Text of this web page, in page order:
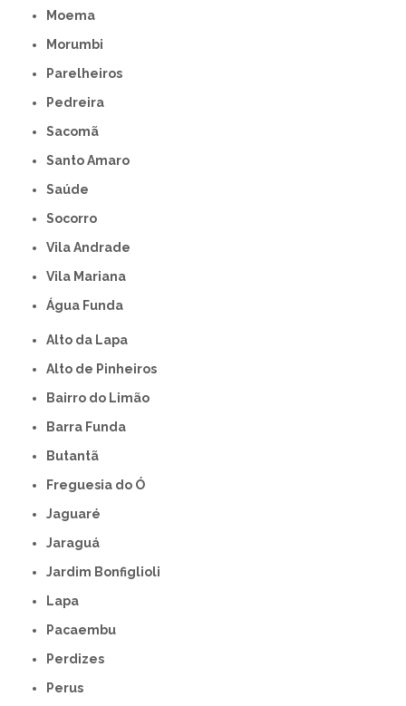
Moema
Morumbi
Parelheiros
Pedreira
Sacomã
Santo Amaro
Saúde
Socorro
Vila Andrade
Vila Mariana
Água Funda
Alto da Lapa
Alto de Pinheiros
Bairro do Limão
Barra Funda
Butantã
Freguesia do Ó
Jaguaré
Jaraguá
Jardim Bonfiglioli
Lapa
Pacaembu
Perdizes
Perus